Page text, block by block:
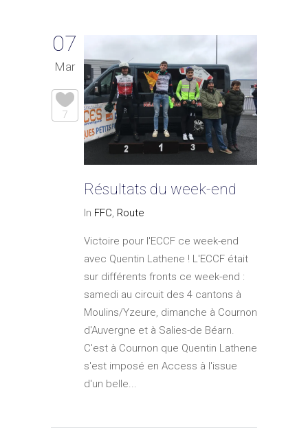
07
Mar
7
Résultats du week-end
In FFC, Route
Victoire pour l'ECCF ce week-end
avec Quentin Lathene ! L'ECCF était
sur différents fronts ce week-end :
samedi au circuit des 4 cantons à
Moulins/Yzeure, dimanche à Cournon
d'Auvergne et à Salies-de Béarn.
C'est à Cournon que Quentin Lathene
s'est imposé en Access à l'issue
d'un belle...